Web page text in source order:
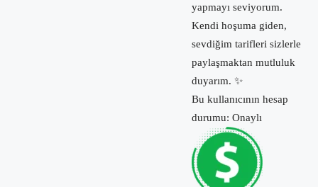
yapmayı seviyorum.
Kendi hoşuma giden,
sevdiğim tarifleri sizlerle
paylaşmaktan mutluluk
duyarım. ✨
Bu kullanıcının hesap
durumu: Onaylı